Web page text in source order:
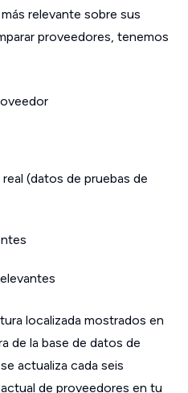
relevante sobre sus
proveedores, tenemos
(datos de pruebas de
localizada mostrados en
de la base de datos de
actualiza cada seis
de proveedores en tu